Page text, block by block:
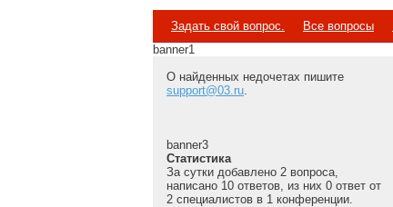
Задать свой вопрос. Все вопросы
banner1
О найденных недочетах пишите
support@03.ru.
banner3
Статистика
За сутки добавлено 2 вопроса,
написано 10 ответов, из них 0 ответ от
2 специалистов в 1 конференции.